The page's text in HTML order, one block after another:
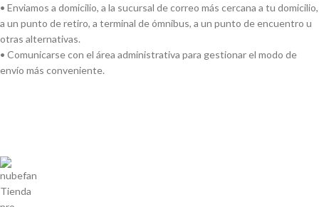
• Enviamos a domicilio, a la sucursal de correo más cercana a tu domicilio,
a un punto de retiro, a terminal de ómnibus, a un punto de encuentro u
otras alternativas.
• Comunicarse con el área administrativa para gestionar el modo de
envío más conveniente.